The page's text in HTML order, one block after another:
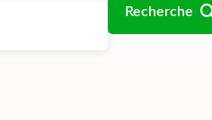
Recherche